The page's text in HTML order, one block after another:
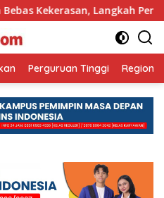
Langkah Pemkot
Perguruan Tinggi Regional